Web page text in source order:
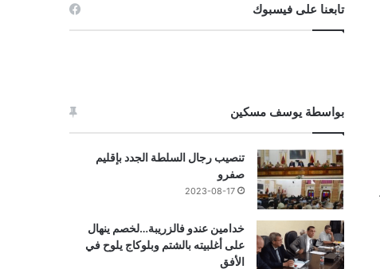
تابعنا على فيسبوك
بواسطة يوسف مسكين
تنصيب رجال السلطة الجدد بإقليم
صفرو
2023-08-17
خدامين عندو فالزريبة…لخصم ينهال
على أغلبيته بالشتم وبلوكاج يلوح في
الأفق